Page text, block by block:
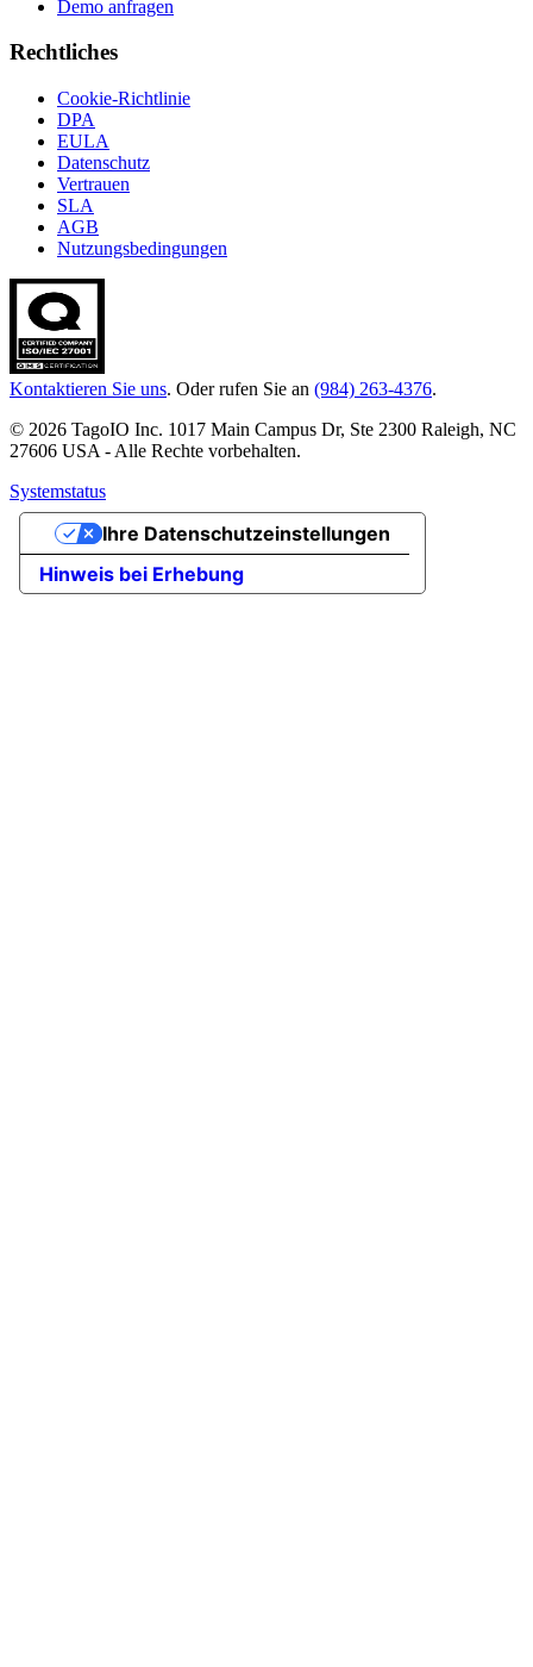
Demo anfragen
Rechtliches
Cookie-Richtlinie
DPA
EULA
Datenschutz
Vertrauen
SLA
AGB
Nutzungsbedingungen
Kontaktieren Sie uns. Oder rufen Sie an (984) 263-4376.
© 2026 TagoIO Inc. 1017 Main Campus Dr, Ste 2300 Raleigh, NC
27606 USA - Alle Rechte vorbehalten.
Systemstatus
Hinweis bei Erhebung
Ihre Datenschutzeinstellungen